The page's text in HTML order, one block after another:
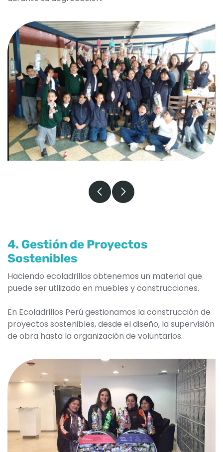
4. Gestión de Proyectos
Sostenibles
Haciendo ecoladrillos obtenemos un material que
puede ser utilizado en muebles y construcciones.
En Ecoladrillos Perú gestionamos la construcción de
proyectos sostenibles, desde el diseño, la supervisión
de obra hasta la organización de voluntarios.